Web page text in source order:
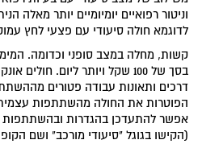
וניטור רפואיים יומיומיים יותר מאלה
לדוגמא חולה סיעודי עם פצעי לחץ
קשות, מחלה במצב סופני וכדומה.
בסך של 100 שקל ויותר ליום.
דרכים ותאונות עבודה פטורים
הפוטרות את החולה מהשתתפות
אפשר להתעדכן בהגדרות ובהשתתפות
(הקישו בגוגל "סיעודי מורכב" ושם